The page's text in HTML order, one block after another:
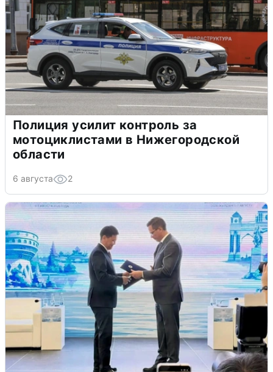
Полиция усилит контроль за
мотоциклистами в Нижегородской
области
6 августа 2